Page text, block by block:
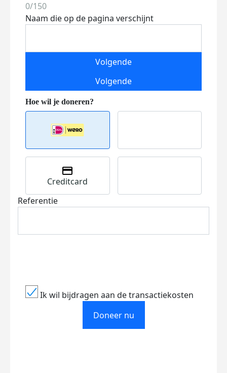
0/150
Naam die op de pagina verschijnt
Volgende
Volgende
Creditcard
Referentie
Ik wil bijdragen aan de transactiekosten
Doneer nu